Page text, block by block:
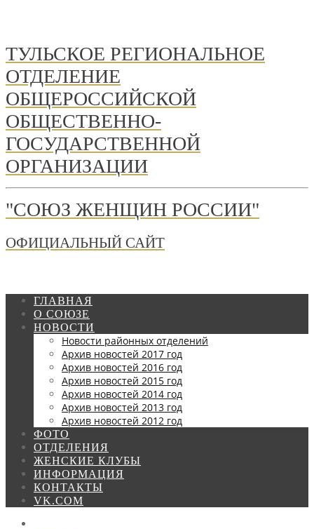
ТУЛЬСКОЕ РЕГИОНАЛЬНОЕ
ОТДЕЛЕНИЕ
ОБЩЕРОССИЙСКОЙ
ОБЩЕСТВЕННО-
ГОСУДАРСТВЕННОЙ
ОРГАНИЗАЦИИ
"СОЮЗ ЖЕНЩИН РОССИИ"
ОФИЦИАЛЬНЫЙ САЙТ
ГЛАВНАЯ
О СОЮЗЕ
НОВОСТИ
Новости районных отделений
Архив новостей 2017 год
Архив новостей 2016 год
Архив новостей 2015 год
Архив новостей 2014 год
Архив новостей 2013 год
Архив новостей 2012 год
ФОТО
ОТДЕЛЕНИЯ
ЖЕНСКИЕ КЛУБЫ
ИНФОРМАЦИЯ
КОНТАКТЫ
VK.COM